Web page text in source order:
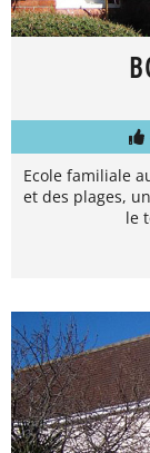
Ecole familiale
et des plages,
le